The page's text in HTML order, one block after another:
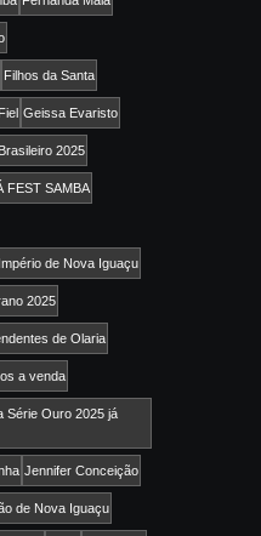
Filhos da Santa
Geissa Evaristo
2025
FEST SAMBA
Império de Nova Iguaçu
2025
de Olaria
a venda
Série Ouro 2025 já
Jennifer Conceição
de Nova Iguaçu